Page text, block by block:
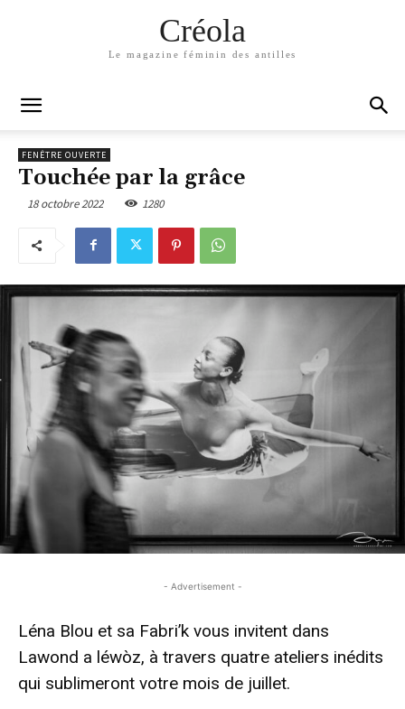
Créola
Le magazine féminin des antilles
FENÊTRE OUVERTE
Touchée par la grâce
18 octobre 2022 1280
- Advertisement -
Léna Blou et sa Fabri’k vous invitent dans
Lawond a léwòz, à travers quatre ateliers inédits
qui sublimeront votre mois de juillet.